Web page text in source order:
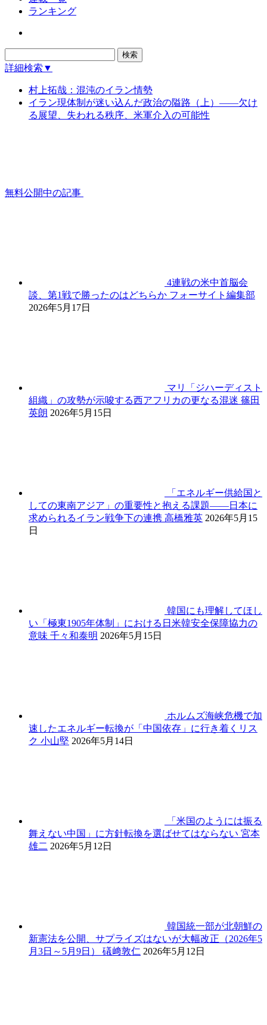
ランキング
詳細検索▼
村上拓哉：混沌のイラン情勢
イラン現体制が迷い込んだ政治の隘路（上）――欠け
る展望、失われる秩序、米軍介入の可能性
無料公開中の記事
4連戦の米中首脳会
談、第1戦で勝ったのはどちらか フォーサイト編集部
2026年5月17日
マリ「ジハーディスト
組織」の攻勢が示唆する西アフリカの更なる混迷 篠田
英朗 2026年5月15日
「エネルギー供給国と
しての東南アジア」の重要性と抱える課題――日本に
求められるイラン戦争下の連携 高橋雅英 2026年5月15
日
韓国にも理解してほし
い「極東1905年体制」における日米韓安全保障協力の
意味 千々和泰明 2026年5月15日
ホルムズ海峡危機で加
速したエネルギー転換が「中国依存」に行き着くリス
ク 小山堅 2026年5月14日
「米国のようには振る
舞えない中国」に方針転換を選ばせてはならない 宮本
雄二 2026年5月12日
韓国統一部が北朝鮮の
新憲法を公開、サプライズはないが大幅改正（2026年5
月3日～5月9日）
礒﨑敦仁 2026年5月12日